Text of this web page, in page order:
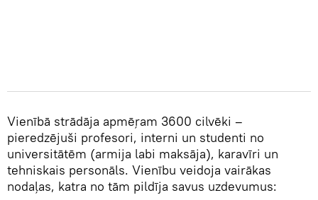
Vienībā strādāja apmēŗam 3600 cilvēki –
pieredzējuši profesori, interni un studenti no
universitātēm (armija labi maksāja), karavīri un
tehniskais personāls. Vienību veidoja vairākas
nodaļas, katra no tām pildīja savus uzdevumus: